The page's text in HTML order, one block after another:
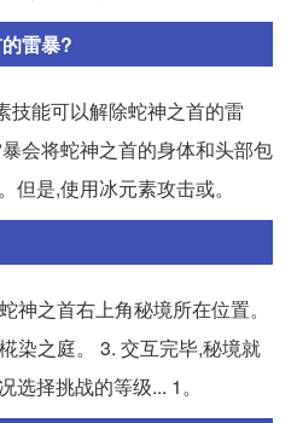
雷暴?
技能可以解除蛇神之首的雷
会将蛇神之首的身体和头部包
但是,使用冰元素攻击或。
神之首右上角秘境所在位置。
染之庭。 3. 交互完毕,秘境就
择挑战的等级... 1。